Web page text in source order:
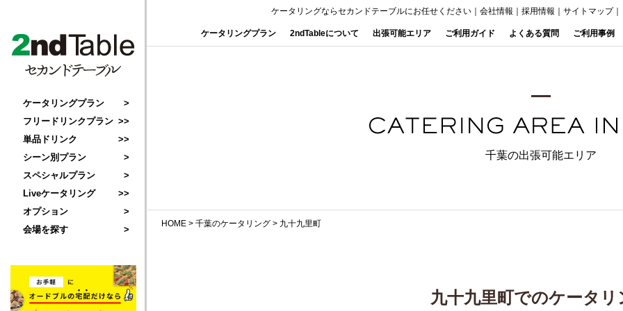
ケータリングならセカンドテーブルにお任せください 会社情報 採用情報 サイトマップ｜
ケータリングプラン 2ndTableについて 出張可能エリア ご利用ガイド よくある質問 ご利用事例
ケータリングプラン
フリードリンクプラン
単品ドリンク
シーン別プラン
スペシャルプラン
Liveケータリング
オプション
会場を探す
千葉の出張可能エリア
HOME > 千葉のケータリング > 九十九里町
九十九里町でのケータリ